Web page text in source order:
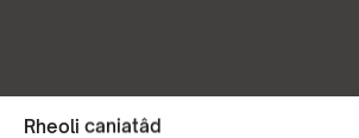
Rheoli caniatâd